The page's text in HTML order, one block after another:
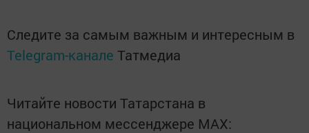
Следите за самым важным и интересным в
Telegram-канале Татмедиа
Читайте новости Татарстана в
национальном мессенджере MАХ: